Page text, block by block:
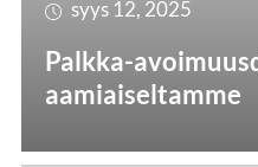
syys 12, 2025
Palkka-
aamiaiseltamme